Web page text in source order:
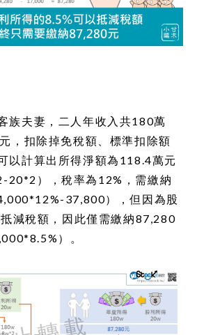
族夫妻，二人年收入共180萬
，扣除掉免稅額、標準扣除額
以計算出所得淨額為118.4萬元
20*2），稅率為12%，需繳納
37,800），但因為股
減稅額，因此僅需繳納87,280
）。